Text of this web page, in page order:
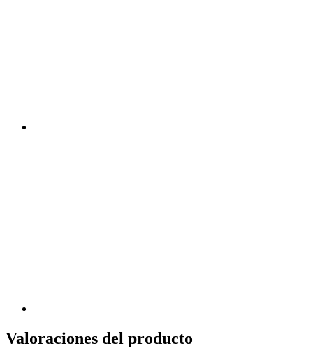
Valoraciones del producto